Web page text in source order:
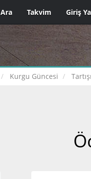
Ara Takvim Giriş
Kurgu Güncesi